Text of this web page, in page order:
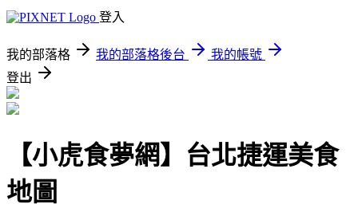
登入
我的部落格 我的部落格後台
我的帳號
登出
【小虎食夢網】台北捷運美食
地圖